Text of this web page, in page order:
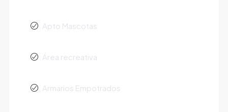
Apto Mascotas
Área recreativa
Armarios Empotrados